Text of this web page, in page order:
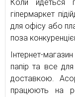
Коли йдеться
гіпермаркет
для офісу або
поза
Інтернет-
папір та все
доставкою.
працюють на